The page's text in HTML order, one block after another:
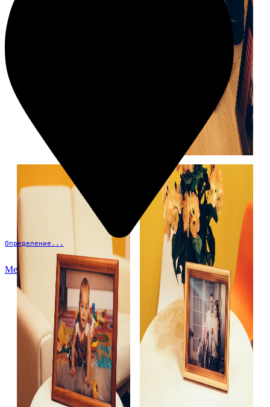
Определение...
Меню